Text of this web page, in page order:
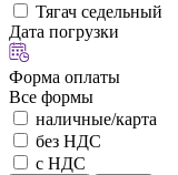
Тягач седельный
Дата погрузки
Форма оплаты
Все формы
наличные/карта
без НДС
с НДС